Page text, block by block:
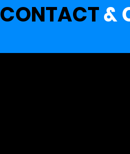
CONTACT&